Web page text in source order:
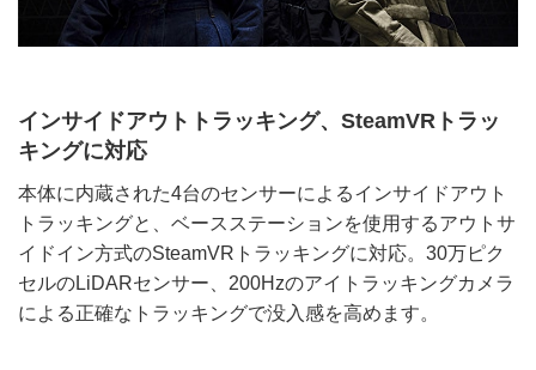
インサイドアウトトラッキング、SteamVRトラッ
キングに対応
本体に内蔵された4台のセンサーによるインサイドアウト
トラッキングと、ベースステーションを使用するアウトサ
イドイン方式のSteamVRトラッキングに対応。30万ピク
セルのLiDARセンサー、200Hzのアイトラッキングカメラ
による正確なトラッキングで没入感を高めます。